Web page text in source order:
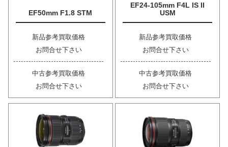
EF50mm F1.8 STM
新品参考買取価格
お問合せ下さい
中古参考買取価格
お問合せ下さい
EF24-105mm F4L IS II
USM
新品参考買取価格
お問合せ下さい
中古参考買取価格
お問合せ下さい